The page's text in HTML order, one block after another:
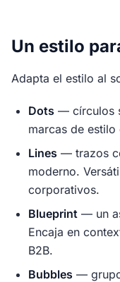
Un estilo
Adapta el estilo al
Dots — círculos
marcas de
Lines — trazos
moderno.
corporativos.
Blueprint — un
Encaja en
B2B.
Bubbles —